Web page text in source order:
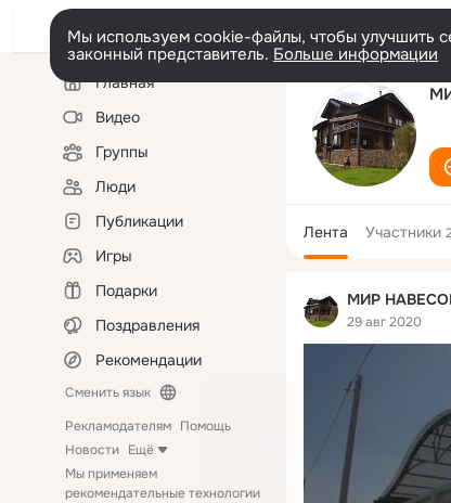
Мы используем cookie-файлы, чтобы улучшить
законный представитель. Больше информации
Левая
колонкаГлавная
Видео
Группы
Люди
Публикации
Игры
Подарки
Поздравления
Рекомендации
Сменить язык
Рекламодателям Помощь
Новости Ещё
Мы применяем
рекомендательные технологии
Лента Участники
МИР
29 авг 2020